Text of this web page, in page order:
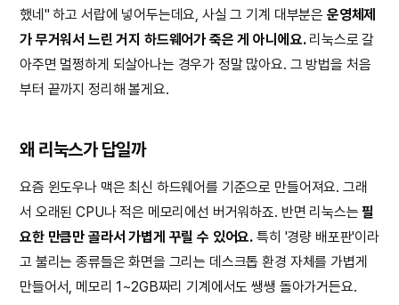
했네" 하고 서랍에 넣어두는데요, 사실 그 기계 대부분은 운영체제
가 무거워서 느린 거지 하드웨어가 죽은 게 아니에요.리눅스로 갈
아주면 멀쩡하게 되살아나는 경우가 정말 많아요. 그 방법을 처음
부터 끝까지 정리해 볼게요.
왜 리눅스가 답일까
요즘 윈도우나 맥은 최신 하드웨어를 기준으로 만들어져요. 그래
서 오래된 CPU나 적은 메모리에선 버거워하죠. 반면 리눅스는필
요한 만큼만 골라서 가볍게 꾸릴 수 있어요. 특히 '경량 배포판'이라
고 불리는 종류들은 화면을 그리는 데스크톱 환경 자체를 가볍게
만들어서, 메모리 1~2GB짜리 기계에서도 쌩쌩 돌아가거든요.